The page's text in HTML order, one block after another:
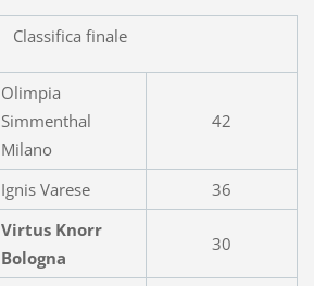
Classifica finale
Olimpia
Simmenthal
Milano
42
Ignis Varese 36
Virtus Knorr
Bologna
30